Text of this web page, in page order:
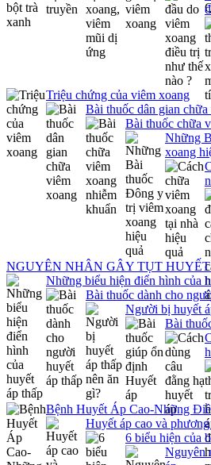
Triệu chứng của viêm xoang
Bài thuốc dân gian
Bài thuốc chữa
Những
xoang
NGUYÊN NHÂN GÂY TỤT
Những biểu hiện điển hình của
Bài thuốc dành cho
Người bị huyết
Bài
Bệnh Huyết Áp Cao-Những
Huyết áp cao và
6 biểu hiện của
Nguyên